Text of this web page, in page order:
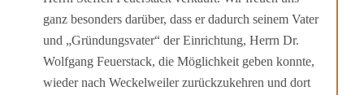
ganz beson­ders darüber, dass er dadurch seinem Vater
und „Gründungsvater“ der Einrichtung, Herrn Dr.
Wolfgang Feuerstack, die Möglichkeit geben konnte,
wieder nach Weckelweiler zurück­zukehren und dort